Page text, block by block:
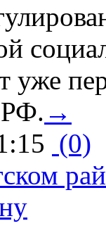
уже
РФ. →
(0)